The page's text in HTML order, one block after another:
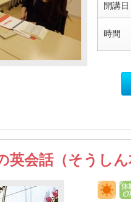
開講日
時間
会話（そうしん